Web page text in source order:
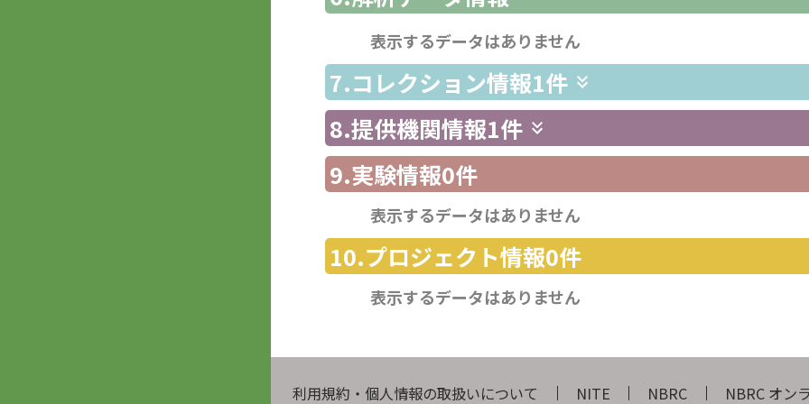
表示するデータはありません
7.コレクション情報1件
8.提供機関情報1件
9.実験情報0件
表示するデータはありません
10.プロジェクト情報0件
表示するデータはありません
利用規約・個人情報の取扱いについて NITE NBRC NBRC オン